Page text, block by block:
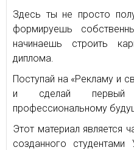
Здесь ты не просто
формируешь
начинаешь строить
диплома.
Поступай на «Рекламу и
и сделай
профессиональному
Этот материал является
созданного студентами